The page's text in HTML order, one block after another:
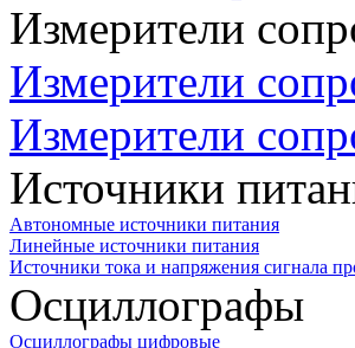
Измерители
Измерители
Измерители
Источники
Автономные источники питания
Линейные источники питания
Источники тока и напряжения сигнала
Осциллографы
Осциллографы цифровые